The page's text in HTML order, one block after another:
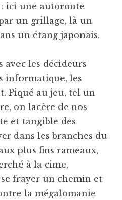
ici une autoroute
un grillage, là un
un étang japonais.
avec les décideurs
informatique, les
Piqué au jeu, tel un
on lacère de nos
et tangible des
dans les branches du
plus fins rameaux,
à la cime,
frayer un chemin et
la mégalomanie